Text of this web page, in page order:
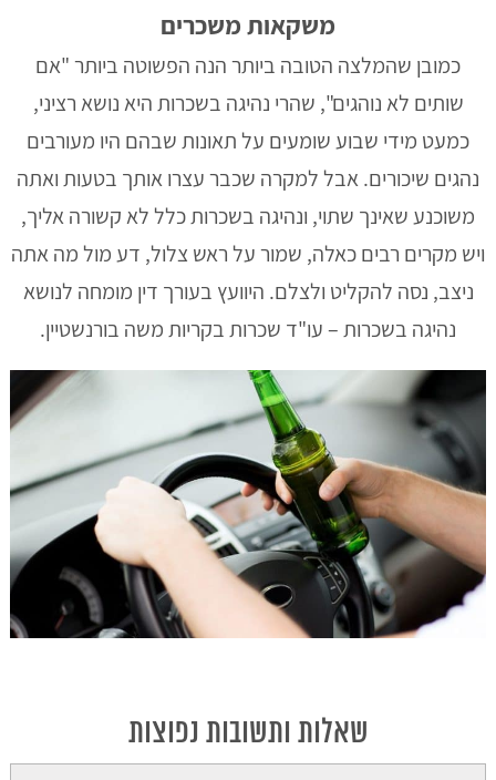
משקאות משכרים
כמובן שהמלצה הטובה ביותר הנה הפשוטה ביותר "אם
שותים לא נוהגים", שהרי נהיגה בשכרות היא נושא רציני,
כמעט מידי שבוע שומעים על תאונות שבהם היו מעורבים
נהגים שיכורים. אבל למקרה שכבר עצרו אותך בטעות ואתה
משוכנע שאינך שתוי, ונהיגה בשכרות כלל לא קשורה אליך,
ויש מקרים רבים כאלה, שמור על ראש צלול, דע מול מה אתה
ניצב, נסה להקליט ולצלם. היוועץ בעורך דין מומחה לנושא
נהיגה בשכרות – עו"ד שכרות בקריות משה בורנשטיין.
שאלות ותשובות נפוצות